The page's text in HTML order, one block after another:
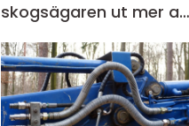
skogsägaren ut mer av
sin skog